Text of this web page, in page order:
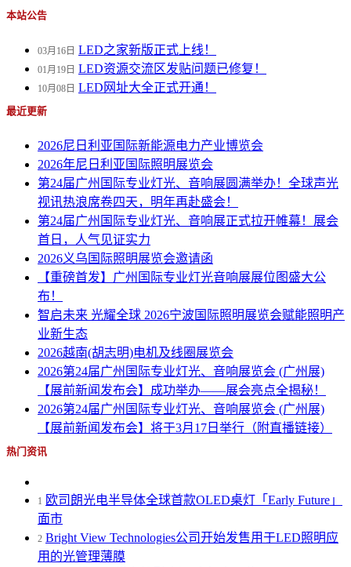
本站公告
03月16日 LED之家新版正式上线！
01月19日 LED资源交流区发贴问题已修复！
10月08日 LED网址大全正式开通！
最近更新
2026尼日利亚国际新能源电力产业博览会
2026年尼日利亚国际照明展览会
第24届广州国际专业灯光、音响展圆满举办！全球声光
视讯热浪席卷四天，明年再赴盛会！
第24届广州国际专业灯光、音响展正式拉开帷幕！展会
首日，人气见证实力
2026义乌国际照明展览会邀请函
【重磅首发】广州国际专业灯光音响展展位图盛大公
布！
智启未来 光耀全球 2026宁波国际照明展览会赋能照明产
业新生态
2026越南(胡志明)电机及线圈展览会
2026第24届广州国际专业灯光、音响展览会 (广州展)
【展前新闻发布会】成功举办——展会亮点全揭秘！
2026第24届广州国际专业灯光、音响展览会 (广州展)
【展前新闻发布会】将于3月17日举行（附直播链接）
热门资讯
1 欧司朗光电半导体全球首款OLED桌灯「Early Future」
面市
2 Bright View Technologies公司开始发售用于LED照明应
用的光管理薄膜